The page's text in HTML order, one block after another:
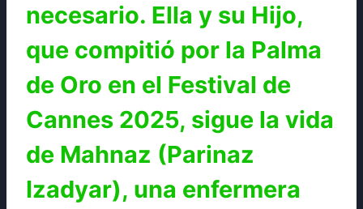
necesario. Ella y su Hijo,
que compitió por la Palma
de Oro en el Festival de
Cannes 2025, sigue la vida
de Mahnaz (Parinaz
Izadyar), una enfermera